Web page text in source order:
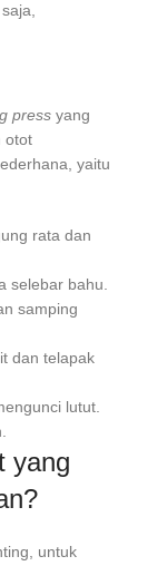
press yang
otot
yaitu
rata dan
selebar bahu.
samping
dan telapak
lutut.
yang
untuk